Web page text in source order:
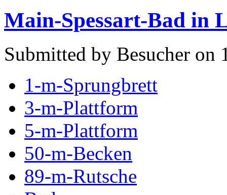
Main-Spessart-Bad in
Submitted by Besucher on
1-m-Sprungbrett
3-m-Plattform
5-m-Plattform
50-m-Becken
89-m-Rutsche